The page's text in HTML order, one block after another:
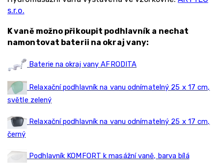
s.r.o.
K vaně možno přikoupit podhlavník a nechat
namontovat baterii na okraj vany:
Baterie na okraj vany AFRODITA
Relaxační podhlavník na vanu odnímatelný 25 x 17 cm,
světle zelený
Relaxační podhlavník na vanu odnímatelný 25 x 17 cm,
černý
Podhlavník KOMFORT k masážní vaně, barva bílá